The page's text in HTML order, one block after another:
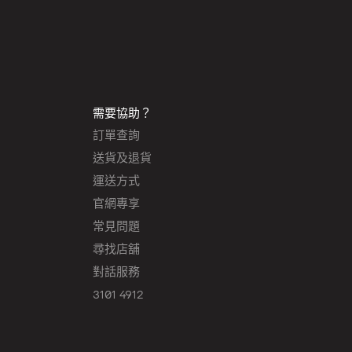
需要協助？
訂單查詢
送貨及退貨
運送方式
官網專享
常見問題
尋找店舖
對話服務
3101 4912